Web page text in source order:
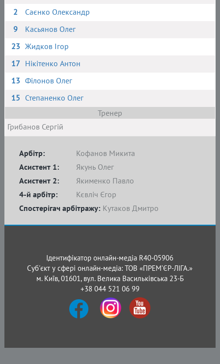
2
Саєнко Олександр
9
Касьянов Олег
23 Жидков Ігор
17 Нікітенко Антон
13 Філонов Олег
15 Степаненко Олег
Тренер
Грибанов Сергій
Арбітр:
Кофанов Микита
Асистент 1:
Якунь Олег
Асистент 2:
Якименко Павло
4-й арбітр:
Кєвліч Єгор
Спостерігач арбітражу: Кутаков Дмитро
Ідентифікатор онлайн-медіа R40-05906
Суб'єкт у сфері онлайн-медіа: ТОВ «ПРЕМ’ЄР-ЛІГА.»
м. Київ, 01601, вул. Велика Васильківська 23-Б
+38 044 521 06 99